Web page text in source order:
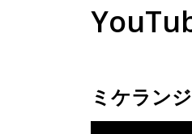
ミケラン